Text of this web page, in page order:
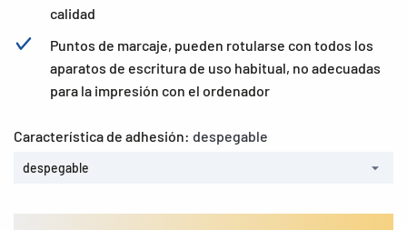
calidad
Puntos de marcaje, pueden rotularse con todos los
aparatos de escritura de uso habitual, no adecuadas
para la impresión con el ordenador
Característica de adhesión: despegable
despegable